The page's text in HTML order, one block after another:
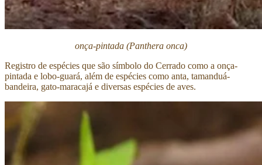
onça-pintada (Panthera onca)
Registro de espécies que são símbolo do Cerrado como a onça-
pintada e lobo-guará, além de espécies como anta, tamanduá-
bandeira, gato-maracajá e diversas espécies de aves.